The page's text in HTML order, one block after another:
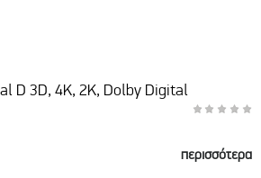
D 3D, 4K, 2K, Dolby Digital
περισσότερα